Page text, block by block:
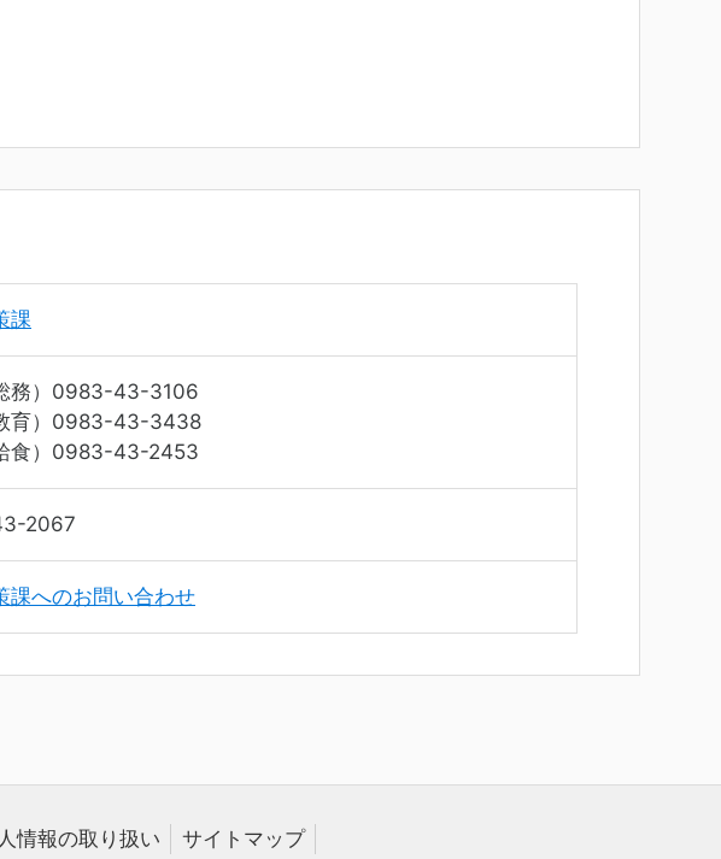
課
務）0983-43-3106
育）0983-43-3438
食）0983-43-2453
2067
課へのお問い合わせ
情報の取り扱い サイトマップ